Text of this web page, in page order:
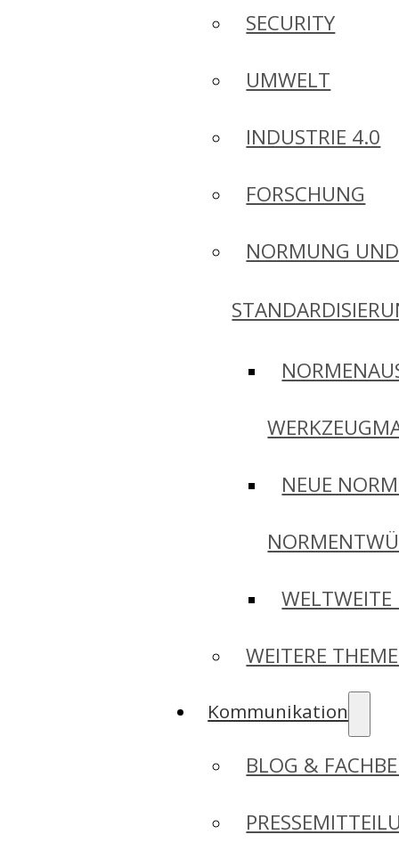
SECURITY
UMWELT
INDUSTRIE 4.0
FORSCHUNG
NORMUNG UND
NEUE
WEITERE
Kommunikation
BLOG &